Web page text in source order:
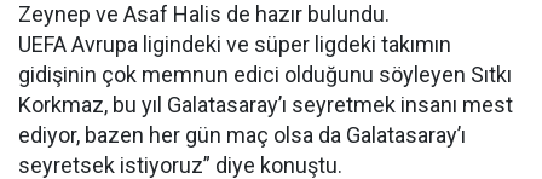
Zeynep ve Asaf Halis de hazır bulundu.
UEFA Avrupa ligindeki ve süper ligdeki takımın
gidişinin çok memnun edici olduğunu söyleyen Sıtkı
Korkmaz, bu yıl Galatasaray’ı seyretmek insanı mest
ediyor, bazen her gün maç olsa da Galatasaray’ı
seyretsek istiyoruz” diye konuştu.